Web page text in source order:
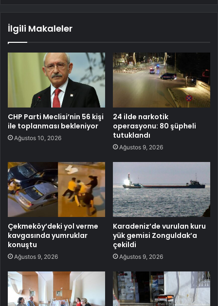
İlgili Makaleler
CHP Parti Meclisi’nin 56 kişi
ile toplanması bekleniyor
Ağustos 10, 2026
24 ilde narkotik
operasyonu: 80 şüpheli
tutuklandı
Ağustos 9, 2026
Çekmeköy’deki yol verme
kavgasında yumruklar
konuştu
Ağustos 9, 2026
Karadeniz’de vurulan kuru
yük gemisi Zonguldak’a
çekildi
Ağustos 9, 2026